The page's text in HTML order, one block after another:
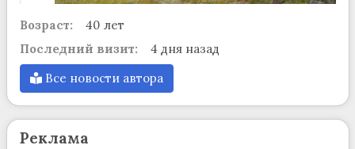
Возраст:
40 лет
Последний визит:
4 дня назад
Все новости автора
Реклама